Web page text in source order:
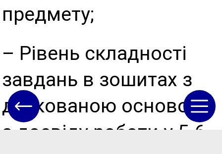
предмету;
– Рівень складності
завдань в зошитах з
друкованою основою;
з досвіду роботи у 5-6